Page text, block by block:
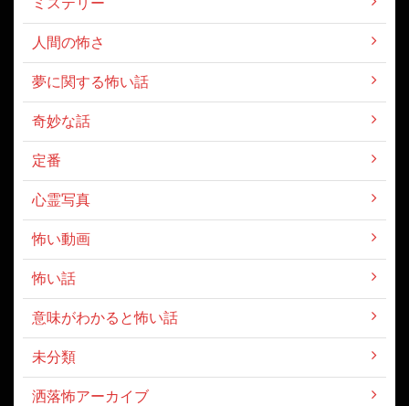
人間の怖さ
夢に関する怖い話
奇妙な話
定番
心霊写真
怖い動画
怖い話
意味がわかると怖い話
未分類
洒落怖アーカイブ